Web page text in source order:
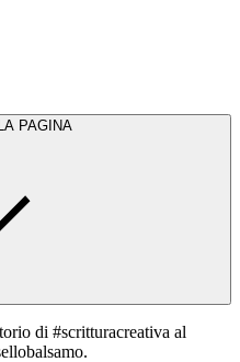
PAGINA
di #scritturacreativa al